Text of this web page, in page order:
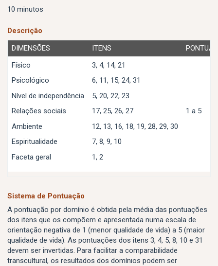
10 minutos
Descrição
DIMENSÕES
ITENS
Físico
Psicológico
Nível de independência
Relações sociais
Ambiente
Espiritualidade
Faceta geral
3, 4, 14, 21
6, 11, 15, 24, 31
5, 20, 22, 23
17, 25, 26, 27
12, 13, 16, 18, 19, 28, 29, 30
7, 8, 9, 10
1, 2
1 a 5
Sistema de Pontuação
A pontuação por domínio é obtida pela média das pontuações
dos itens que os compõem e apresentada numa escala de
orientação negativa de 1 (menor qualidade de vida) a 5 (maior
qualidade de vida). As pontuações dos itens 3, 4, 5, 8, 10 e 31
devem ser invertidas. Para facilitar a comparabilidade
transcultural, os resultados dos domínios podem ser